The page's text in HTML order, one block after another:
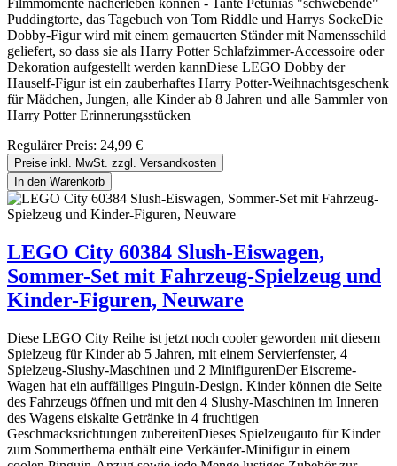
Filmmomente nacherleben können - Tante Petunias "schwebende"
Puddingtorte, das Tagebuch von Tom Riddle und Harrys SockeDie
Dobby-Figur wird mit einem gemauerten Ständer mit Namensschild
geliefert, so dass sie als Harry Potter Schlafzimmer-Accessoire oder
Dekoration aufgestellt werden kannDiese LEGO Dobby der
Hauself-Figur ist ein zauberhaftes Harry Potter-Weihnachtsgeschenk
für Mädchen, Jungen, alle Kinder ab 8 Jahren und alle Sammler von
Harry Potter Erinnerungsstücken
Regulärer Preis: 24,99 €
Preise inkl. MwSt. zzgl. Versandkosten
In den Warenkorb
LEGO City 60384 Slush-Eiswagen,
Sommer-Set mit Fahrzeug-Spielzeug und
Kinder-Figuren, Neuware
Diese LEGO City Reihe ist jetzt noch cooler geworden mit diesem
Spielzeug für Kinder ab 5 Jahren, mit einem Servierfenster, 4
Spielzeug-Slushy-Maschinen und 2 MinifigurenDer Eiscreme-
Wagen hat ein auffälliges Pinguin-Design. Kinder können die Seite
des Fahrzeugs öffnen und mit den 4 Slushy-Maschinen im Inneren
des Wagens eiskalte Getränke in 4 fruchtigen
Geschmacksrichtungen zubereitenDieses Spielzeugauto für Kinder
zum Sommerthema enthält eine Verkäufer-Minifigur in einem